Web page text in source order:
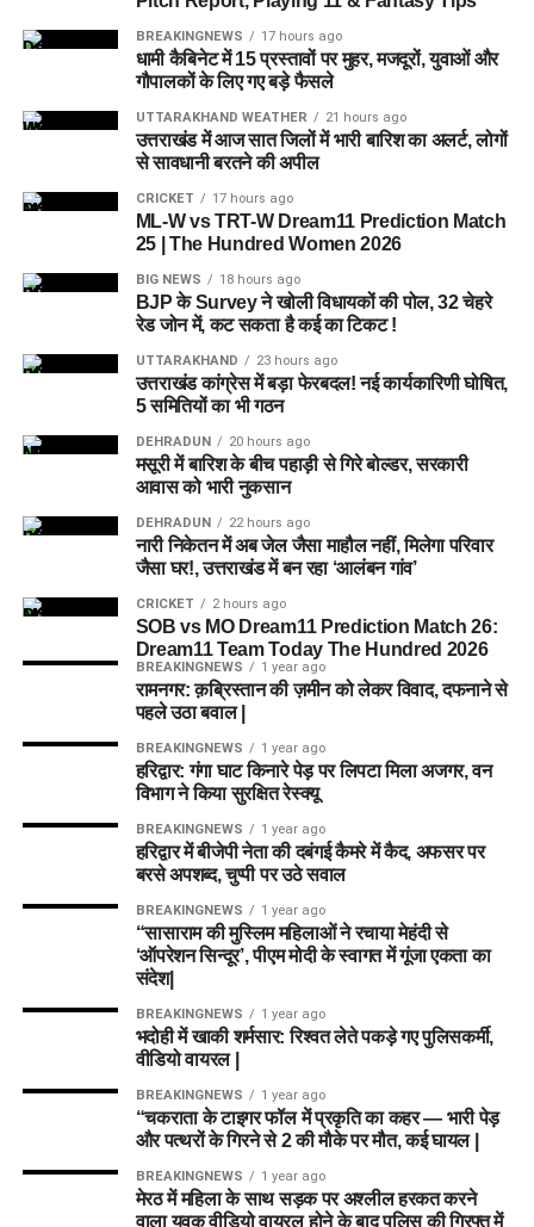
रहते निपटा जा सके।
मौसम विभाग और प्रशासन की ताजा
एडवाइजरी देखने की अपील
प्रशासन ने चारधाम यात्रा पर जाने वाले श्रद्धालुओं और अन्य यात्रियों से
अपील की है कि वे यात्रा शुरू करने से पहले मौसम विभाग और प्रशासन की
ताजा एडवाइजरी जरूर देखें। जब तक मौसम अनुकूल नहीं हो जाता, तब
तक अनावश्यक यात्रा से बचें और केवल आधिकारिक सूचना के आधार पर
ही आगे की योजना बनाएं।
BREAKINGNEWS 17 hours ago
धामी कैबिनेट में 15 प्रस्तावों पर मुहर, मजदूरों, युवाओं और
गौपालकों के लिए गए बड़े फैसले
UTTARAKHAND WEATHER 21 hours ago
उत्तराखंड में आज सात जिलों में भारी बारिश का अलर्ट, लोगों
से सावधानी बरतने की अपील
CRICKET 17 hours ago
ML-W vs TRT-W Dream11 Prediction Match
25 | The Hundred Women 2026
BIG NEWS 18 hours ago
BJP के Survey ने खोली विधायकों की पोल, 32 चेहरे
रेड जोन में, कट सकता है कई का टिकट !
UTTARAKHAND 23 hours ago
उत्तराखंड कांग्रेस में बड़ा फेरबदल! नई कार्यकारिणी घोषित,
5 समितियों का भी गठन
DEHRADUN 20 hours ago
मसूरी में बारिश के बीच पहाड़ी से गिरे बोल्डर, सरकारी
आवास को भारी नुकसान
DEHRADUN 22 hours ago
नारी निकेतन में अब जेल जैसा माहौल नहीं, मिलेगा परिवार
जैसा घर!, उत्तराखंड में बन रहा ‘आलंबन गांव’
CRICKET 2 hours ago
SOB vs MO Dream11 Prediction Match 26:
Dream11 Team Today The Hundred 2026
BREAKINGNEWS 1 year ago
रामनगर: क़ब्रिस्तान की ज़मीन को लेकर विवाद, दफनाने से
पहले उठा बवाल |
BREAKINGNEWS 1 year ago
हरिद्वार: गंगा घाट किनारे पेड़ पर लिपटा मिला अजगर, वन
विभाग ने किया सुरक्षित रेस्क्यू
BREAKINGNEWS 1 year ago
हरिद्वार में बीजेपी नेता की दबंगई कैमरे में कैद, अफसर पर
बरसे अपशब्द, चुप्पी पर उठे सवाल
BREAKINGNEWS 1 year ago
“सासाराम की मुस्लिम महिलाओं ने रचाया मेहंदी से
‘ऑपरेशन सिन्दूर’, पीएम मोदी के स्वागत में गूंजा एकता का
संदेश|
BREAKINGNEWS 1 year ago
भदोही में खाकी शर्मसार: रिश्वत लेते पकड़े गए पुलिसकर्मी,
वीडियो वायरल |
BREAKINGNEWS 1 year ago
“चकराता के टाइगर फॉल में प्रकृति का कहर — भारी पेड़
और पत्थरों के गिरने से 2 की मौके पर मौत, कई घायल |
BREAKINGNEWS 1 year ago
मेरठ में महिला के साथ सड़क पर अश्लील हरकत करने
वाला युवक वीडियो वायरल होने के बाद पुलिस की गिरफ्त में